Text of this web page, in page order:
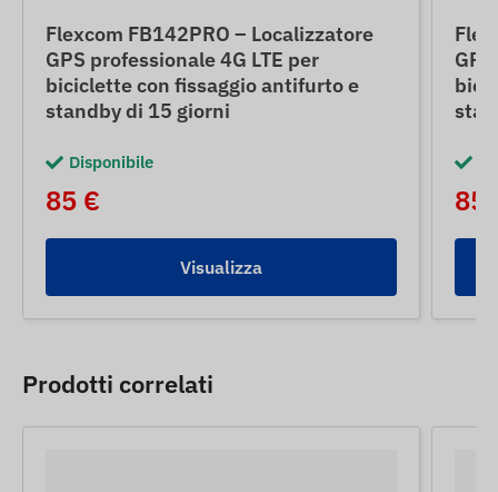
Flexcom FB142PRO – Localizzatore
GPS professionale 4G LTE per
biciclette con fissaggio antifurto e
standby di 15 giorni
Disponibile
85 €
Visualizza
85
Prodotti correlati